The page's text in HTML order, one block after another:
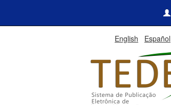
English Español